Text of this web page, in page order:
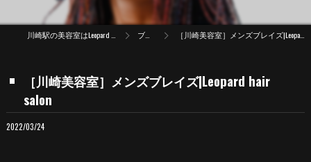
ブログ ［川崎美容室］メンズブレイズ|Leopard hair salon
［川崎美容室］メンズブレイズ|Leopard hair
salon
2022/03/24